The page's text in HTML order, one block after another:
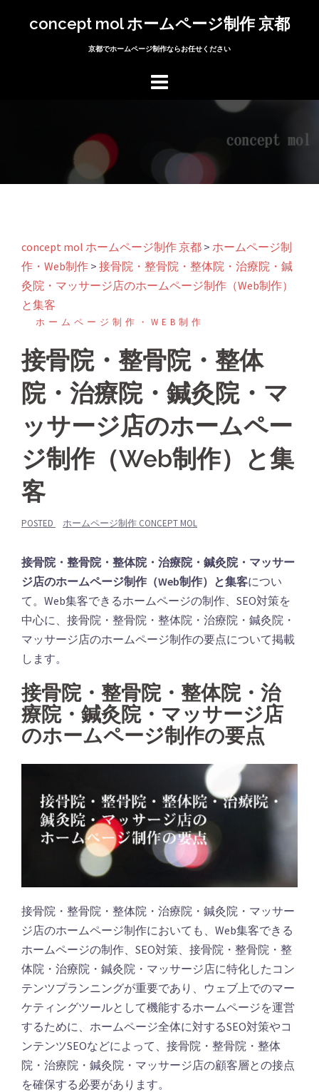
プ
concept mol ホームページ制作 京都
京都でホームページ制作ならお任せください
concept mol ホームページ制作 京都 > ホームページ制
作・Web制作 > 接骨院・整骨院・整体院・治療院・鍼
灸院・マッサージ店のホームページ制作（Web制作）
と集客
ホームページ制作・WEB制作
接骨院・整骨院・整体
院・治療院・鍼灸院・マ
ッサージ店のホームペー
ジ制作（Web制作）と集
客
POSTED ホームページ制作 CONCEPT MOL
接骨院・整骨院・整体院・治療院・鍼灸院・マッサー
ジ店のホームページ制作（Web制作）と集客につい
て。Web集客できるホームページの制作、SEO対策を
中心に、接骨院・整骨院・整体院・治療院・鍼灸院・
マッサージ店のホームページ制作の要点について掲載
します。
接骨院・整骨院・整体院・治
療院・鍼灸院・マッサージ店
のホームページ制作の要点
接骨院・整骨院・整体院・治療院・鍼灸院・マッサー
ジ店のホームページ制作においても、Web集客できる
ホームページの制作、SEO対策、接骨院・整骨院・整
体院・治療院・鍼灸院・マッサージ店に特化したコン
テンツプランニングが重要であり、ウェブ上でのマー
ケティングツールとして機能するホームページを運営
するために、ホームページ全体に対するSEO対策やコ
ンテンツSEOなどによって、接骨院・整骨院・整体
院・治療院・鍼灸院・マッサージ店の顧客層との接点
を確保する必要があります。